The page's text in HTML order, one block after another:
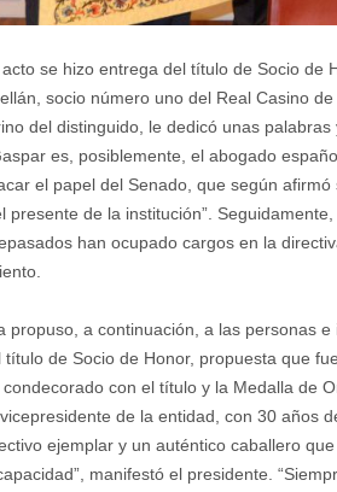
se hizo entrega del título de Socio de
socio número uno del Real Casino
del distinguido, le dedicó unas
es, posiblemente, el abogado
el papel del Senado, que según
presente de la institución”.
han ocupado cargos en la
propuso, a continuación, a las personas
título de Socio de Honor, propuesta que
condecorado con el título y la Medalla de
de la entidad, con 30 años
ejemplar y un auténtico caballero
manifestó el presidente.